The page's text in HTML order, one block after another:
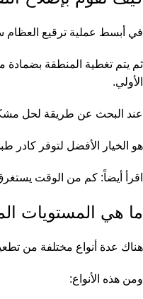
في أبسط عملية ترقيع العظام
ثم يتم تغطية المنطقة
الأولي.
عند البحث عن طريقة لحل
هو الخيار الأفضل لتوفر
اقرأ أيضاً: كم من الوقت
ما هي المستويات
هناك عدة أنواع مختلفة من
ومن هذه الأنواع: